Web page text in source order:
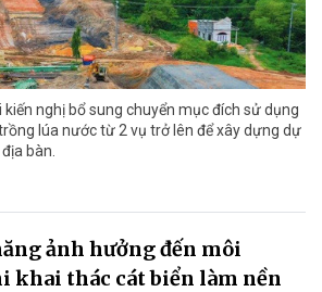
kiến nghị bổ sung chuyển mục đích sử dụng
lúa nước từ 2 vụ trở lên để xây dựng dự
bàn.
ảnh hưởng đến môi
khai thác cát biển làm nền